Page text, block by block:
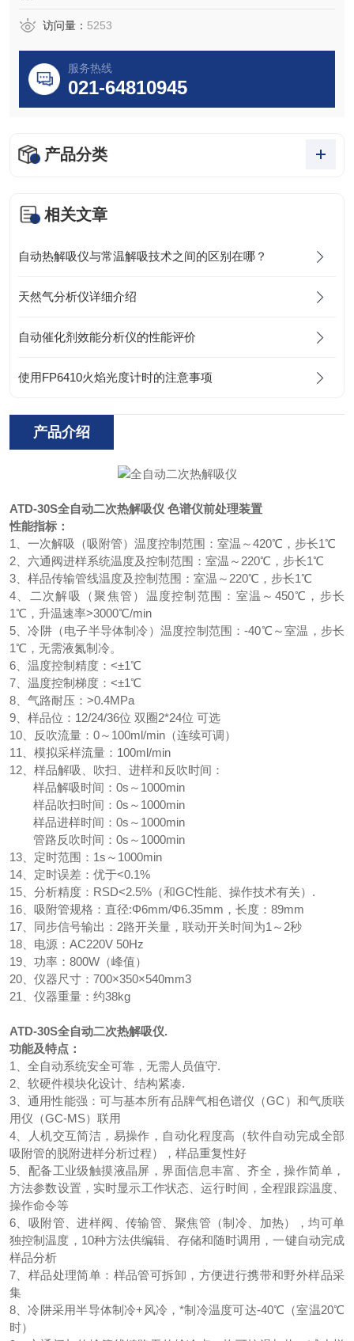
访问量： 5253
服务热线
021-64810945
产品分类
相关文章
自动热解吸仪与常温解吸技术之间的区别在哪？
天然气分析仪详细介绍
自动催化剂效能分析仪的性能评价
使用FP6410火焰光度计时的注意事项
产品介绍
ATD-30S全自动二次热解吸仪 色谱仪前处理装置
性能指标：
1、一次解吸（吸附管）温度控制范围：室温～420℃，步长1℃
2、六通阀进样系统温度及控制范围：室温～220℃，步长1℃
3、样品传输管线温度及控制范围：室温～220℃，步长1℃
4、二次解吸（聚焦管）温度控制范围：室温～450℃，步长
1℃，升温速率>3000℃/min
5、冷阱（电子半导体制冷）温度控制范围：-40℃～室温，步长
1℃，无需液氮制冷。
6、温度控制精度：<±1℃
7、温度控制梯度：<±1℃
8、气路耐压：>0.4MPa
9、样品位：12/24/36位 双圈2*24位 可选
10、反吹流量：0～100ml/min（连续可调）
11、模拟采样流量：100ml/min
12、样品解吸、吹扫、进样和反吹时间：
样品解吸时间：0s～1000min
样品吹扫时间：0s～1000min
样品进样时间：0s～1000min
管路反吹时间：0s～1000min
13、定时范围：1s～1000min
14、定时误差：优于<0.1%
15、分析精度：RSD<2.5%（和GC性能、操作技术有关）.
16、吸附管规格：直径:Φ6mm/Φ6.35mm，长度：89mm
17、同步信号输出：2路开关量，联动开关时间为1～2秒
18、电源：AC220V 50Hz
19、功率：800W（峰值）
20、仪器尺寸：700×350×540mm3
21、仪器重量：约38kg
ATD-30S全自动二次热解吸仪.
功能及特点：
1、全自动系统安全可靠，无需人员值守.
2、软硬件模块化设计、结构紧凑.
3、通用性能强：可与基本所有品牌气相色谱仪（GC）和气质联
用仪（GC-MS）联用
4、人机交互简洁，易操作，自动化程度高（软件自动完成全部
吸附管的脱附进样分析过程），样品重复性好
5、配备工业级触摸液晶屏，界面信息丰富、齐全，操作简单，
方法参数设置，实时显示工作状态、运行时间，全程跟踪温度、
操作命令等
6、吸附管、进样阀、传输管、聚焦管（制冷、加热），均可单
独控制温度，10种方法供编辑、存储和随时调用，一键自动完成
样品分析
7、样品处理简单：样品管可拆卸，方便进行携带和野外样品采
集
8、冷阱采用半导体制冷+风冷，*制冷温度可达-40℃（室温20℃
时）